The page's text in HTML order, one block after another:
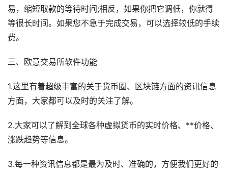
易，缩短取款的等待时间;相反，如果你把它调低，你就得
等很长时间。如果您不急于完成交易，可以选择较低的手续
费。
三、欧意交易所软件功能
1.这里有着超级丰富的关于货币圈、区块链方面的资讯信息
方面，大家都可以及时的关注了解。
2.大家可以了解到全球各种虚拟货币的实时价格、**价格、
涨跌趋势等信息。
3.每一种资讯信息都是最为及时、准确的，方便我们更好的